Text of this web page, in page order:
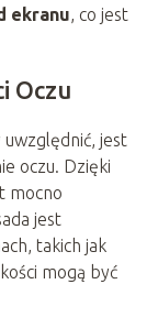
ekranu, co jest
Oczu
uwzględnić, jest
oczu. Dzięki
mocno
jest
takich jak
mogą być